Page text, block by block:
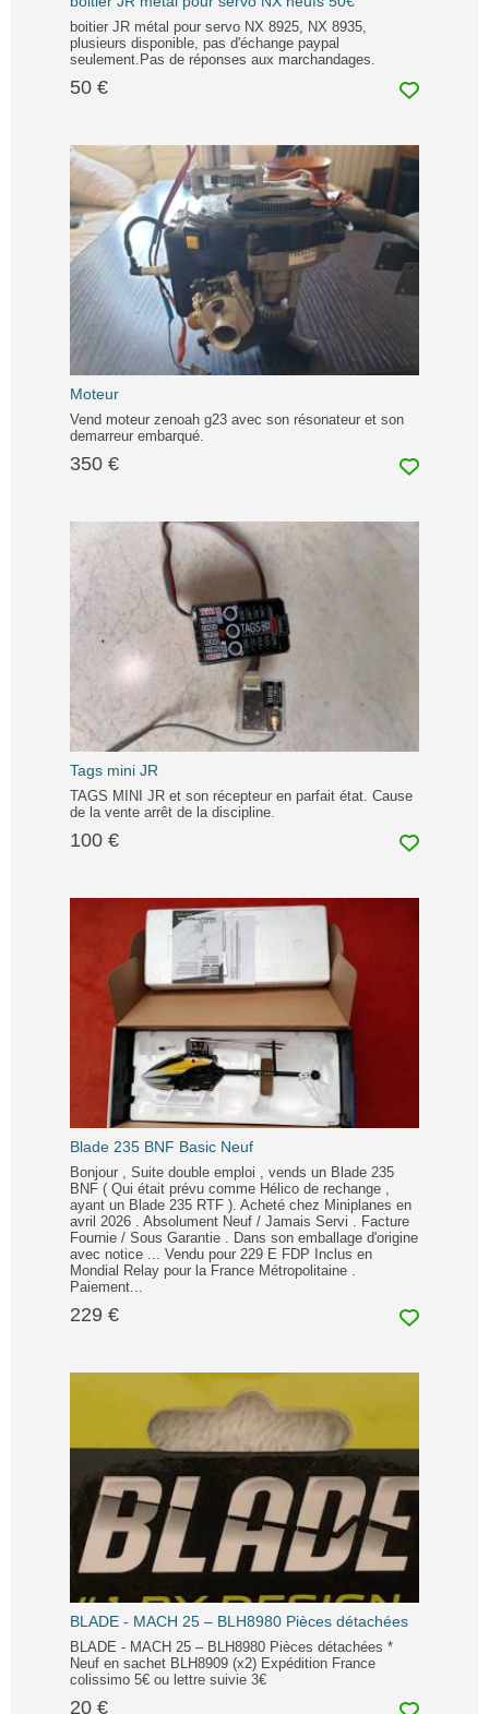
boitier JR métal pour servo NX 8925, NX 8935,
plusieurs disponible, pas d'échange paypal
seulement.Pas de réponses aux marchandages.
50 €
Moteur
Vend moteur zenoah g23 avec son résonateur et son
demarreur embarqué.
350 €
Tags mini JR
TAGS MINI JR et son récepteur en parfait état. Cause
de la vente arrêt de la discipline.
100 €
Blade 235 BNF Basic Neuf
Bonjour , Suite double emploi , vends un Blade 235
BNF ( Qui était prévu comme Hélico de rechange ,
ayant un Blade 235 RTF ). Acheté chez Miniplanes en
avril 2026 . Absolument Neuf / Jamais Servi . Facture
Fournie / Sous Garantie . Dans son emballage d'origine
avec notice ... Vendu pour 229 E FDP Inclus en
Mondial Relay pour la France Métropolitaine .
Paiement...
229 €
BLADE - MACH 25 – BLH8980 Pièces détachées
BLADE - MACH 25 – BLH8980 Pièces détachées *
Neuf en sachet BLH8909 (x2) Expédition France
colissimo 5€ ou lettre suivie 3€
20 €